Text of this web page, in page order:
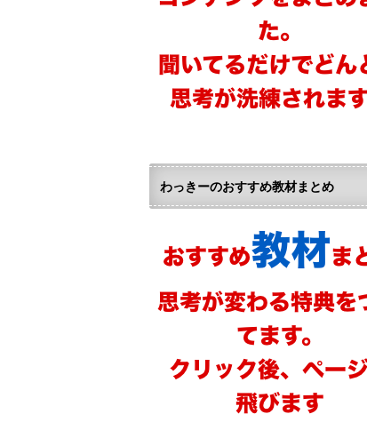
わっきーのおすすめ教材まとめ